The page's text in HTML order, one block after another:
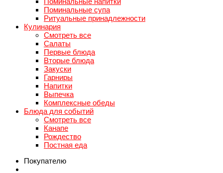
Поминальные супа
Ритуальные принадлежности
Кулинария
Смотреть все
Салаты
Первые блюда
Вторые блюда
Закуски
Гарниры
Напитки
Выпечка
Комплексные обеды
Блюда для событий
Смотреть все
Канапе
Рождество
Постная еда
Покупателю